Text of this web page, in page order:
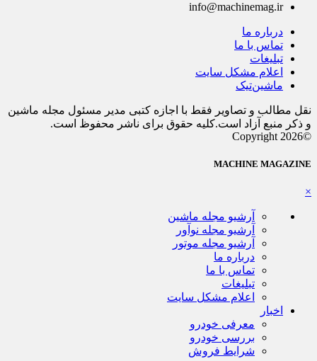
info@machinemag.ir
درباره ما
تماس با ما
تبلیغات
اعلام مشکل سایت
ماشین‌تیک
نقل مطالب و تصاویر فقط با اجازه کتبی مدیر مسئول مجله ماشین
و ذکر منبع آزاد است.کلیه حقوق برای ناشر محفوظ است.
©Copyright 2026
MACHINE MAGAZINE
×
آرشیو مجله ماشین
آرشیو مجله نوآور
آرشیو مجله موتور
درباره ما
تماس با ما
تبلیغات
اعلام مشکل سایت
اخبار
معرفی خودرو
بررسی خودرو
شرایط فروش